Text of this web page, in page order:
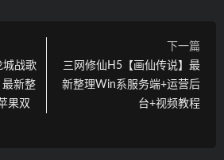
城战歌
最新整
果双
下一篇
三网修仙H5【画仙传说】最
新整理Win系服务端+运营后
台+视频教程